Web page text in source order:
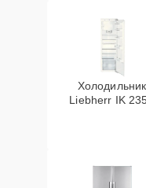
Холодильник
Liebherr IK